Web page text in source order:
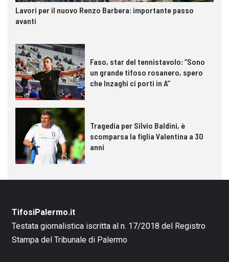
Lavori per il nuovo Renzo Barbera: importante passo
avanti
Faso, star del tennistavolo: “Sono
un grande tifoso rosanero, spero
che Inzaghi ci porti in A”
Tragedia per Silvio Baldini, è
scomparsa la figlia Valentina a 30
anni
TifosiPalermo.it
Testata giornalistica iscritta al n. 17/2018 del Registro
Stampa del Tribunale di Palermo